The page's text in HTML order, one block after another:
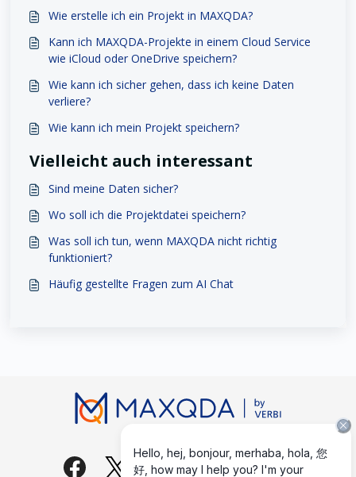
Wie erstelle ich ein Projekt in MAXQDA?
Kann ich MAXQDA-Projekte in einem Cloud Service
wie iCloud oder OneDrive speichern?
Wie kann ich sicher gehen, dass ich keine Daten
verliere?
Wie kann ich mein Projekt speichern?
Vielleicht auch interessant
Sind meine Daten sicher?
Wo soll ich die Projektdatei speichern?
Was soll ich tun, wenn MAXQDA nicht richtig
funktioniert?
Häufig gestellte Fragen zum AI Chat